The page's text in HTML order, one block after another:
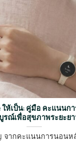
ให้เป็น: คู่มือ คะแนนก
รณ์เพื่อสุขภาพระยะยา
จากคะแนนการนอนห